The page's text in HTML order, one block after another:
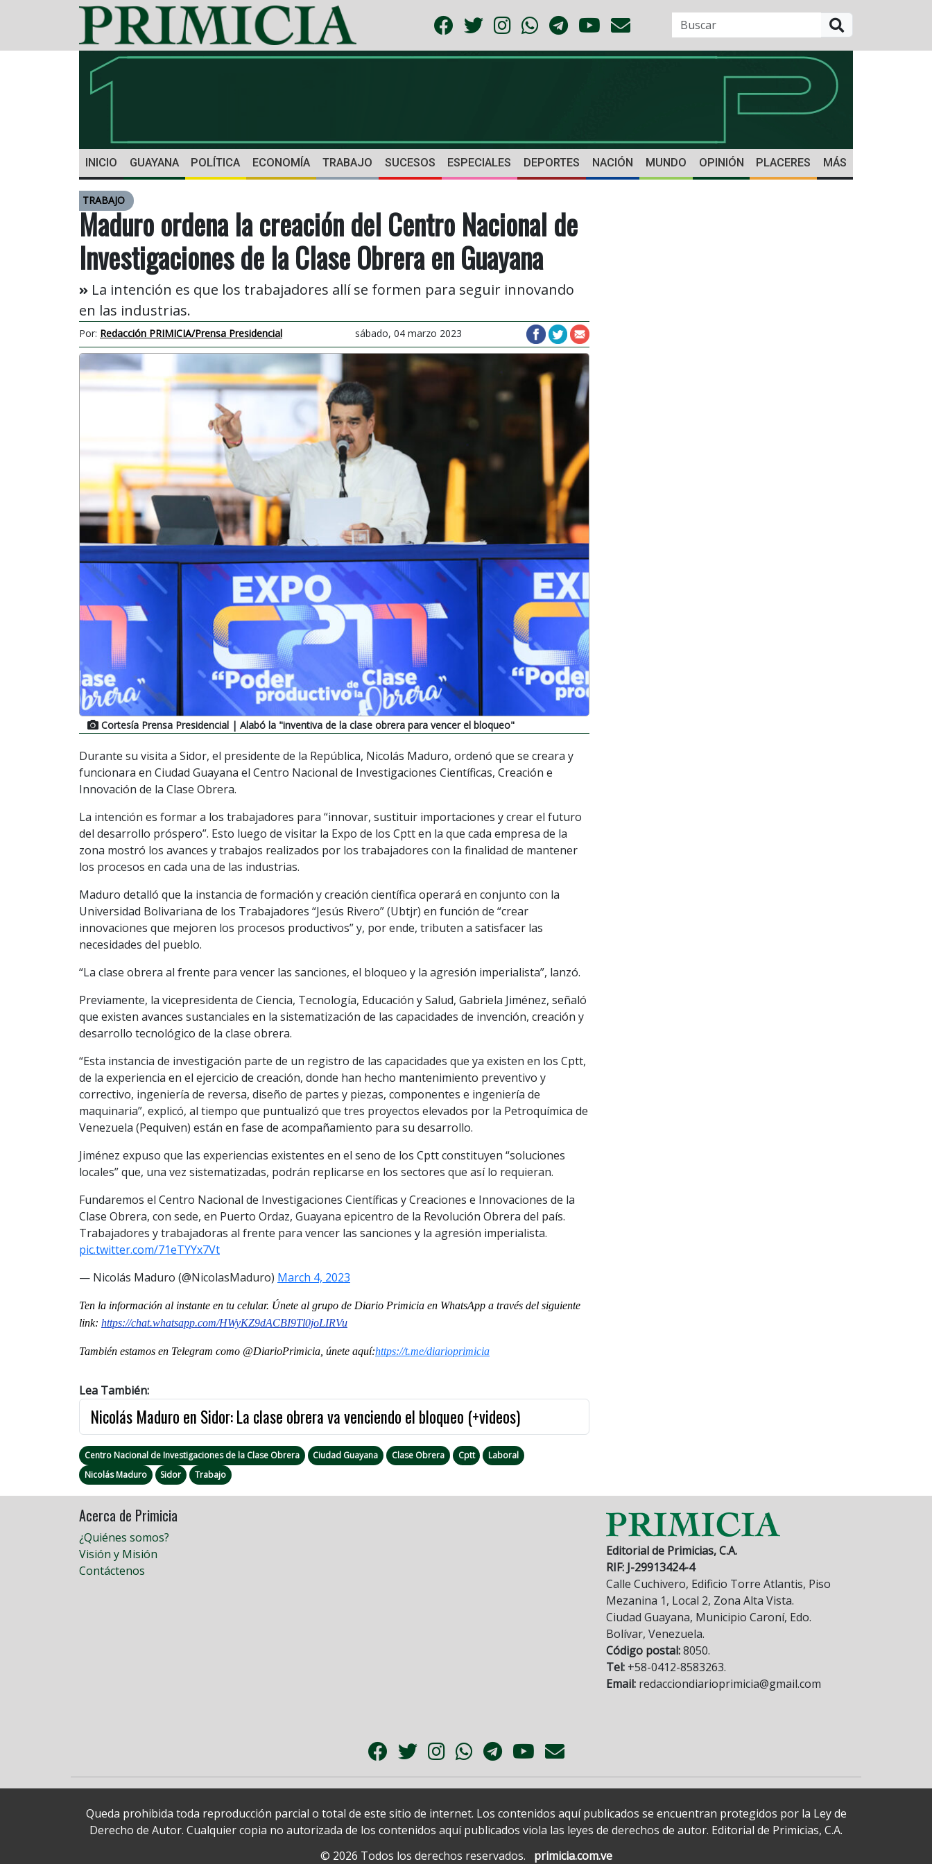
INICIO GUAYANA POLÍTICA ECONOMÍA TRABAJO SUCESOS ESPECIALES DEPORTES NACIÓN MUNDO OPINIÓN PLACERES MÁS
TRABAJO
Maduro ordena la creación del Centro Nacional de
Investigaciones de la Clase Obrera en Guayana
La intención es que los trabajadores allí se formen para seguir innovando
en las industrias.
Por: Redacción PRIMICIA/Prensa Presidencial sábado, 04 marzo 2023
Cortesía Prensa Presidencial | Alabó la "inventiva de la clase obrera para vencer el bloqueo"
Durante su visita a Sidor, el presidente de la República, Nicolás Maduro, ordenó que se creara y
funcionara en Ciudad Guayana el Centro Nacional de Investigaciones Científicas, Creación e
Innovación de la Clase Obrera.
La intención es formar a los trabajadores para “innovar, sustituir importaciones y crear el futuro
del desarrollo próspero”. Esto luego de visitar la Expo de los Cptt en la que cada empresa de la
zona mostró los avances y trabajos realizados por los trabajadores con la finalidad de mantener
los procesos en cada una de las industrias.
Maduro detalló que la instancia de formación y creación científica operará en conjunto con la
Universidad Bolivariana de los Trabajadores “Jesús Rivero” (Ubtjr) en función de “crear
innovaciones que mejoren los procesos productivos” y, por ende, tributen a satisfacer las
necesidades del pueblo.
“La clase obrera al frente para vencer las sanciones, el bloqueo y la agresión imperialista”, lanzó.
Previamente, la vicepresidenta de Ciencia, Tecnología, Educación y Salud, Gabriela Jiménez, señaló
que existen avances sustanciales en la sistematización de las capacidades de invención, creación y
desarrollo tecnológico de la clase obrera.
“Esta instancia de investigación parte de un registro de las capacidades que ya existen en los Cptt,
de la experiencia en el ejercicio de creación, donde han hecho mantenimiento preventivo y
correctivo, ingeniería de reversa, diseño de partes y piezas, componentes e ingeniería de
maquinaria”, explicó, al tiempo que puntualizó que tres proyectos elevados por la Petroquímica de
Venezuela (Pequiven) están en fase de acompañamiento para su desarrollo.
Jiménez expuso que las experiencias existentes en el seno de los Cptt constituyen “soluciones
locales” que, una vez sistematizadas, podrán replicarse en los sectores que así lo requieran.
Fundaremos el Centro Nacional de Investigaciones Científicas y Creaciones e Innovaciones de la
Clase Obrera, con sede, en Puerto Ordaz, Guayana epicentro de la Revolución Obrera del país.
Trabajadores y trabajadoras al frente para vencer las sanciones y la agresión imperialista.
pic.twitter.com/71eTYYx7Vt
— Nicolás Maduro (@NicolasMaduro) March 4, 2023
Ten la información al instante en tu celular. Únete al grupo de Diario Primicia en WhatsApp a través del siguiente
link: https://chat.whatsapp.com/HWyKZ9dACBI9Tl0joLIRVu
También estamos en Telegram como @DiarioPrimicia, únete aquí:https://t.me/diarioprimicia
Lea También:
Nicolás Maduro en Sidor: La clase obrera va venciendo el bloqueo (+videos)
Centro Nacional de Investigaciones de la Clase Obrera Ciudad Guayana Clase Obrera Cptt
Laboral
Nicolás Maduro
Sidor Trabajo
Acerca de Primicia
¿Quiénes somos?
Visión y Misión
Contáctenos
Editorial de Primicias, C.A.
RIF: J-29913424-4
Calle Cuchivero, Edificio Torre Atlantis, Piso
Mezanina 1, Local 2, Zona Alta Vista.
Ciudad Guayana, Municipio Caroní, Edo.
Bolívar, Venezuela.
Código postal:8050.
Tel: +58-0412-8583263.
Email: redacciondiarioprimicia@gmail.com
Queda prohibida toda reproducción parcial o total de este sitio de internet. Los contenidos aquí publicados se encuentran protegidos por la Ley de
Derecho de Autor. Cualquier copia no autorizada de los contenidos aquí publicados viola las leyes de derechos de autor. Editorial de Primicias, C.A.
© 2026 Todos los derechos reservados.
primicia.com.ve